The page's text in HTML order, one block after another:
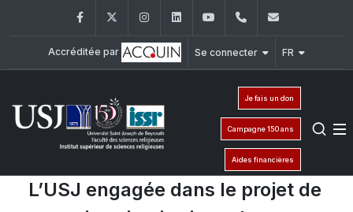
FacebookTwitter InstagramLinkedInYouTube+961 (1) 421 581
Accréditée par Se connecter FR
Je fais un don
Campagne 150 ans
Aides financières
L’USJ engagée dans le projet de